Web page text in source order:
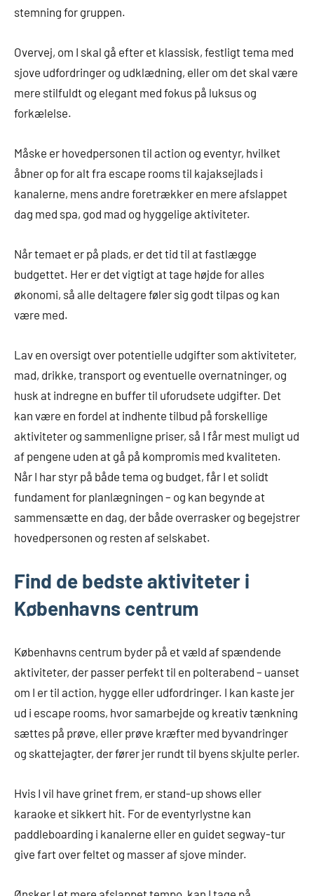
stemning for gruppen.
Overvej, om I skal gå efter et klassisk, festligt tema med
sjove udfordringer og udklædning, eller om det skal være
mere stilfuldt og elegant med fokus på luksus og
forkælelse.
Måske er hovedpersonen til action og eventyr, hvilket
åbner op for alt fra escape rooms til kajaksejlads i
kanalerne, mens andre foretrækker en mere afslappet
dag med spa, god mad og hyggelige aktiviteter.
Når temaet er på plads, er det tid til at fastlægge
budgettet. Her er det vigtigt at tage højde for alles
økonomi, så alle deltagere føler sig godt tilpas og kan
være med.
Lav en oversigt over potentielle udgifter som aktiviteter,
mad, drikke, transport og eventuelle overnatninger, og
husk at indregne en buffer til uforudsete udgifter. Det
kan være en fordel at indhente tilbud på forskellige
aktiviteter og sammenligne priser, så I får mest muligt ud
af pengene uden at gå på kompromis med kvaliteten.
Når I har styr på både tema og budget, får I et solidt
fundament for planlægningen – og kan begynde at
sammensætte en dag, der både overrasker og begejstrer
hovedpersonen og resten af selskabet.
Find de bedste aktiviteter i
Københavns centrum
Københavns centrum byder på et væld af spændende
aktiviteter, der passer perfekt til en polterabend – uanset
om I er til action, hygge eller udfordringer. I kan kaste jer
ud i escape rooms, hvor samarbejde og kreativ tænkning
sættes på prøve, eller prøve kræfter med byvandringer
og skattejagter, der fører jer rundt til byens skjulte perler.
Hvis I vil have grinet frem, er stand-up shows eller
karaoke et sikkert hit. For de eventyrlystne kan
paddleboarding i kanalerne eller en guidet segway-tur
give fart over feltet og masser af sjove minder.